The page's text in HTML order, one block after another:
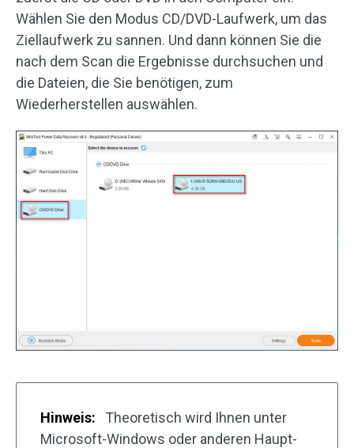
Wählen Sie den Modus CD/DVD-Laufwerk, um das
Ziellaufwerk zu sannen. Und dann können Sie die
nach dem Scan die Ergebnisse durchsuchen und
die Dateien, die Sie benötigen, zum
Wiederherstellen auswählen.
Hinweis:
Theoretisch wird Ihnen unter
Microsoft-Windows oder anderen Haupt-